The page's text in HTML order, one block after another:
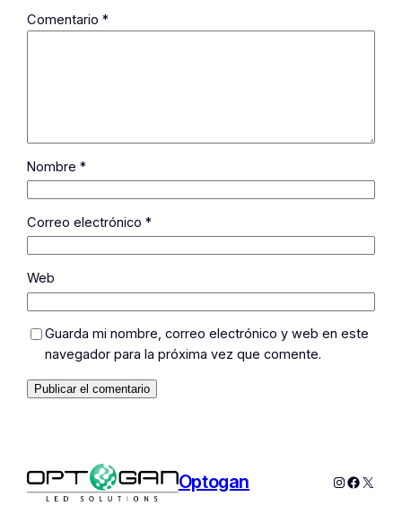
Comentario*
Nombre*
Correo electrónico*
Web
Guarda mi nombre, correo electrónico y web en este
navegador para la próxima vez que comente.
Optogan Instagram
X